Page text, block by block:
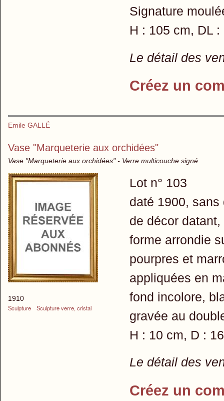
Signature
H : 105 cm, DL :
Le détail des
Créez un
Emile GALLÉ
Vase "Marqueterie aux orchidées"
Vase "Marqueterie aux orchidées" - Verre multicouche signé
1910
Sculpture
Sculpture verre, cristal
Lot n° 103
daté 1900,
de décor
forme arrondie
pourpres et
appliquées en
fond incolore,
gravée au
H : 10 cm, D :
Le détail des
Créez un